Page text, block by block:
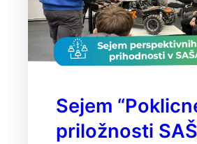
Sejem
priložnosti